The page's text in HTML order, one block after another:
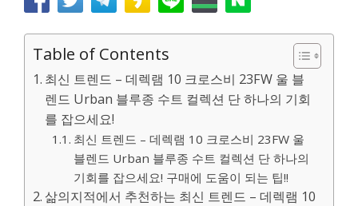
Table of Contents
최신 트렌드 – 데렉램 10 크로스비 23FW 울 블
렌드 Urban 블루종 수트 컬렉션 단 하나의 기회
를 잡으세요!
최신 트렌드 – 데렉램 10 크로스비 23FW 울
블렌드 Urban 블루종 수트 컬렉션 단 하나의
기회를 잡으세요! 구매에 도움이 되는 팁!!
삶의지적에서 추천하는 최신 트렌드 – 데렉램 10